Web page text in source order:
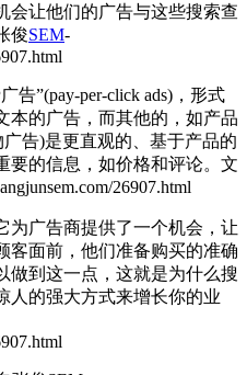
会让他们的广告与这些搜索查
俊SEM-
告”(pay-per-click ads)，形式
本的广告，而其他的，如产品
告)是更直观的、基于产品的
的信息，如价格和评论。 文
26907.html
为广告商提供了一个机会，让
客面前，他们准备购买的准确
做到这一点，这就是为什么搜
人的强大方式来增长你的业